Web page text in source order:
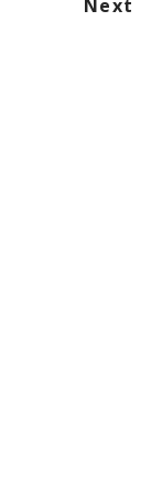
Next